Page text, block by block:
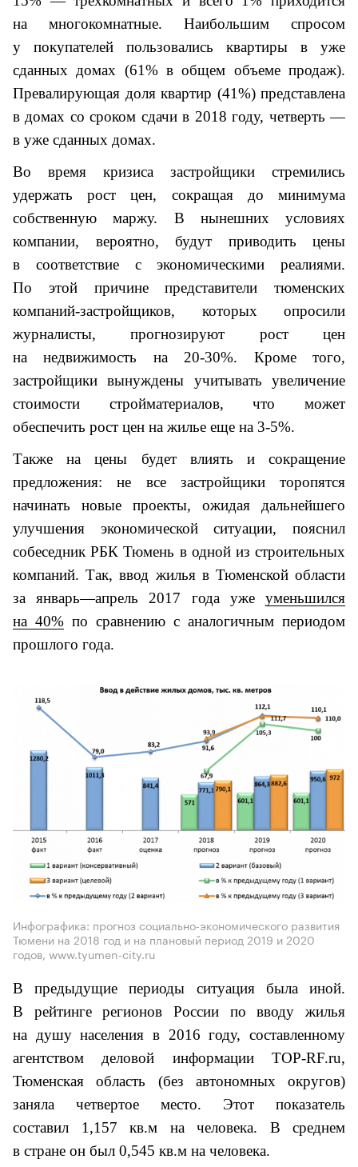
на многокомнатные. Наибольшим спросом
у покупателей пользовались квартиры в уже
сданных домах (61% в общем объеме продаж).
Превалирующая доля квартир (41%) представлена
в домах со сроком сдачи в 2018 году, четверть —
в уже сданных домах.
Во время кризиса застройщики стремились
удержать рост цен, сокращая до минимума
собственную маржу. В нынешних условиях
компании, вероятно, будут приводить цены
в соответствие с экономическими реалиями.
По этой причине представители тюменских
компаний-застройщиков, которых опросили
журналисты, прогнозируют рост цен
на недвижимость на 20-30%. Кроме того,
застройщики вынуждены учитывать увеличение
стоимости стройматериалов, что может
обеспечить рост цен на жилье еще на 3-5%.
Также на цены будет влиять и сокращение
предложения: не все застройщики торопятся
начинать новые проекты, ожидая дальнейшего
улучшения экономической ситуации, пояснил
собеседник РБК Тюмень в одной из строительных
компаний. Так, ввод жилья в Тюменской области
за январь—апрель 2017 года уже уменьшился
на 40% по сравнению с аналогичным периодом
прошлого года.
Инфографика: прогноз социально-экономического развития
Тюмени на 2018 год и на плановый период 2019 и 2020
годов, www.tyumen-city.ru
В предыдущие периоды ситуация была иной.
В рейтинге регионов России по вводу жилья
на душу населения в 2016 году, составленному
агентством деловой информации ТОР-RF.ru,
Тюменская область (без автономных округов)
заняла четвертое место. Этот показатель
составил 1,157 кв.м на человека. В среднем
в стране он был 0,545 кв.м на человека.